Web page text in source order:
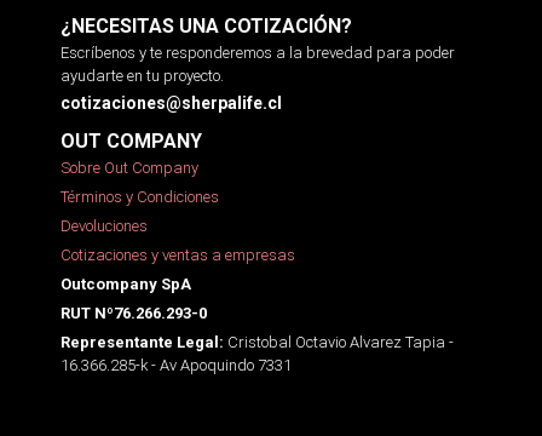
¿NECESITAS UNA COTIZACIÓN?
Escríbenos y te responderemos a la brevedad para poder
ayudarte en tu proyecto.
cotizaciones@sherpalife.cl
OUT COMPANY
Sobre Out Company
Términos y Condiciones
Devoluciones
Cotizaciones y ventas a empresas
Outcompany SpA
RUT Nº76.266.293-0
Representante Legal: Cristobal Octavio Alvarez Tapia -
16.366.285-k - Av Apoquindo 7331